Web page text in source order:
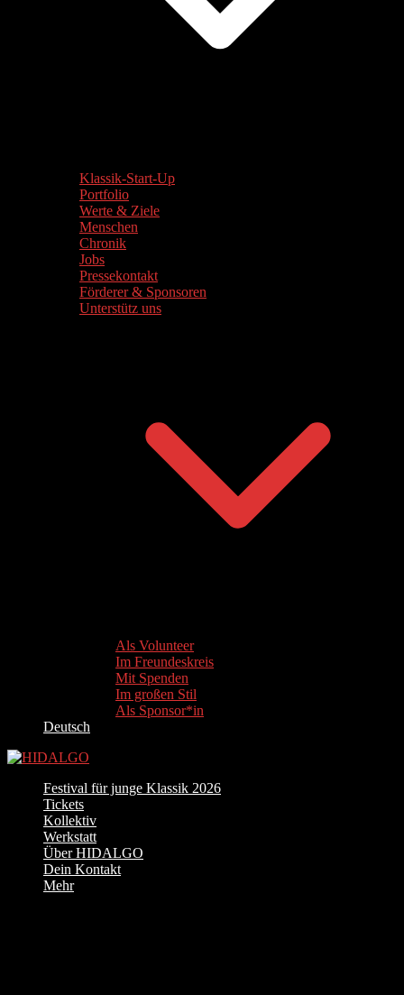
Klassik-Start-Up
Portfolio
Werte & Ziele
Menschen
Chronik
Jobs
Pressekontakt
Förderer & Sponsoren
Unterstütz uns
Als Volunteer
Im Freundeskreis
Mit Spenden
Im großen Stil
Als Sponsor*in
Deutsch
Festival für junge Klassik 2026
Tickets
Kollektiv
Werkstatt
Über HIDALGO
Dein Kontakt
Mehr